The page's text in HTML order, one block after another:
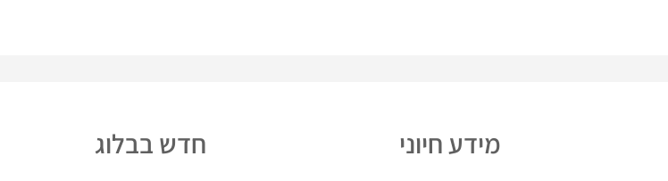
מידע חיוני חדש בבלוג